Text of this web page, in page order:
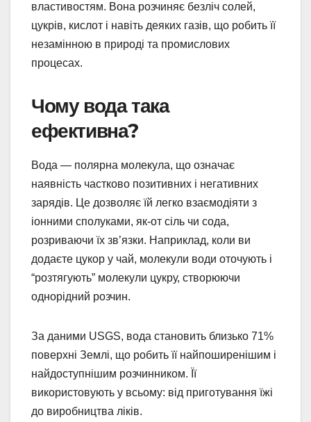
властивостям. Вона розчиняє безліч солей,
цукрів, кислот і навіть деяких газів, що робить її
незамінною в природі та промислових
процесах.
Чому вода така
ефективна?
Вода — полярна молекула, що означає
наявність частково позитивних і негативних
зарядів. Це дозволяє їй легко взаємодіяти з
іонними сполуками, як-от сіль чи сода,
розриваючи їх зв’язки. Наприклад, коли ви
додаєте цукор у чай, молекули води оточують і
“розтягують” молекули цукру, створюючи
однорідний розчин.
За даними USGS, вода становить близько 71%
поверхні Землі, що робить її найпоширенішим і
найдоступнішим розчинником. Її
використовують у всьому: від приготування їжі
до виробництва ліків.